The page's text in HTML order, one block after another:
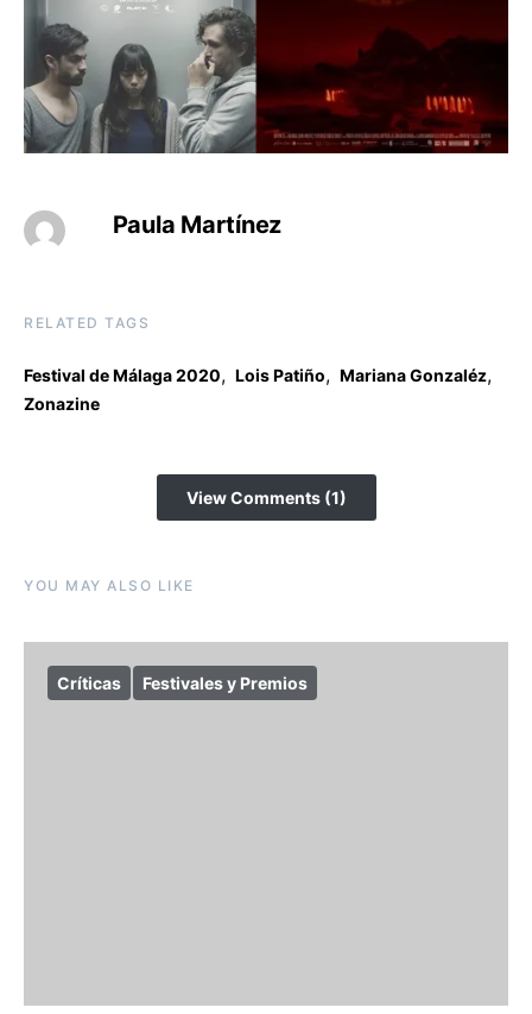
Paula Martínez
RELATED TAGS
Festival de Málaga 2020, Lois Patiño, Mariana Gonzaléz,
Zonazine
View Comments (1)
YOU MAY ALSO LIKE
Críticas Festivales y Premios